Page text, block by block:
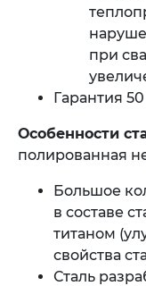
при
Гарантия
Особенности
полированная
Большое
в составе
титаном
свойства
Сталь